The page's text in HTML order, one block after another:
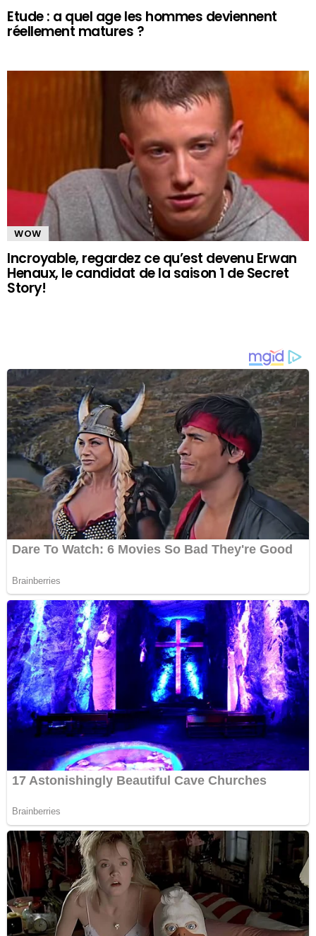
Etude : a quel age les hommes deviennent
réellement matures ?
WOW
Incroyable, regardez ce qu’est devenu Erwan
Henaux, le candidat de la saison 1 de Secret
Story!